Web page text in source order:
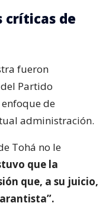
críticas de
fueron
Partido
de
administración.
Tohá no le
que la
que, a su juicio,